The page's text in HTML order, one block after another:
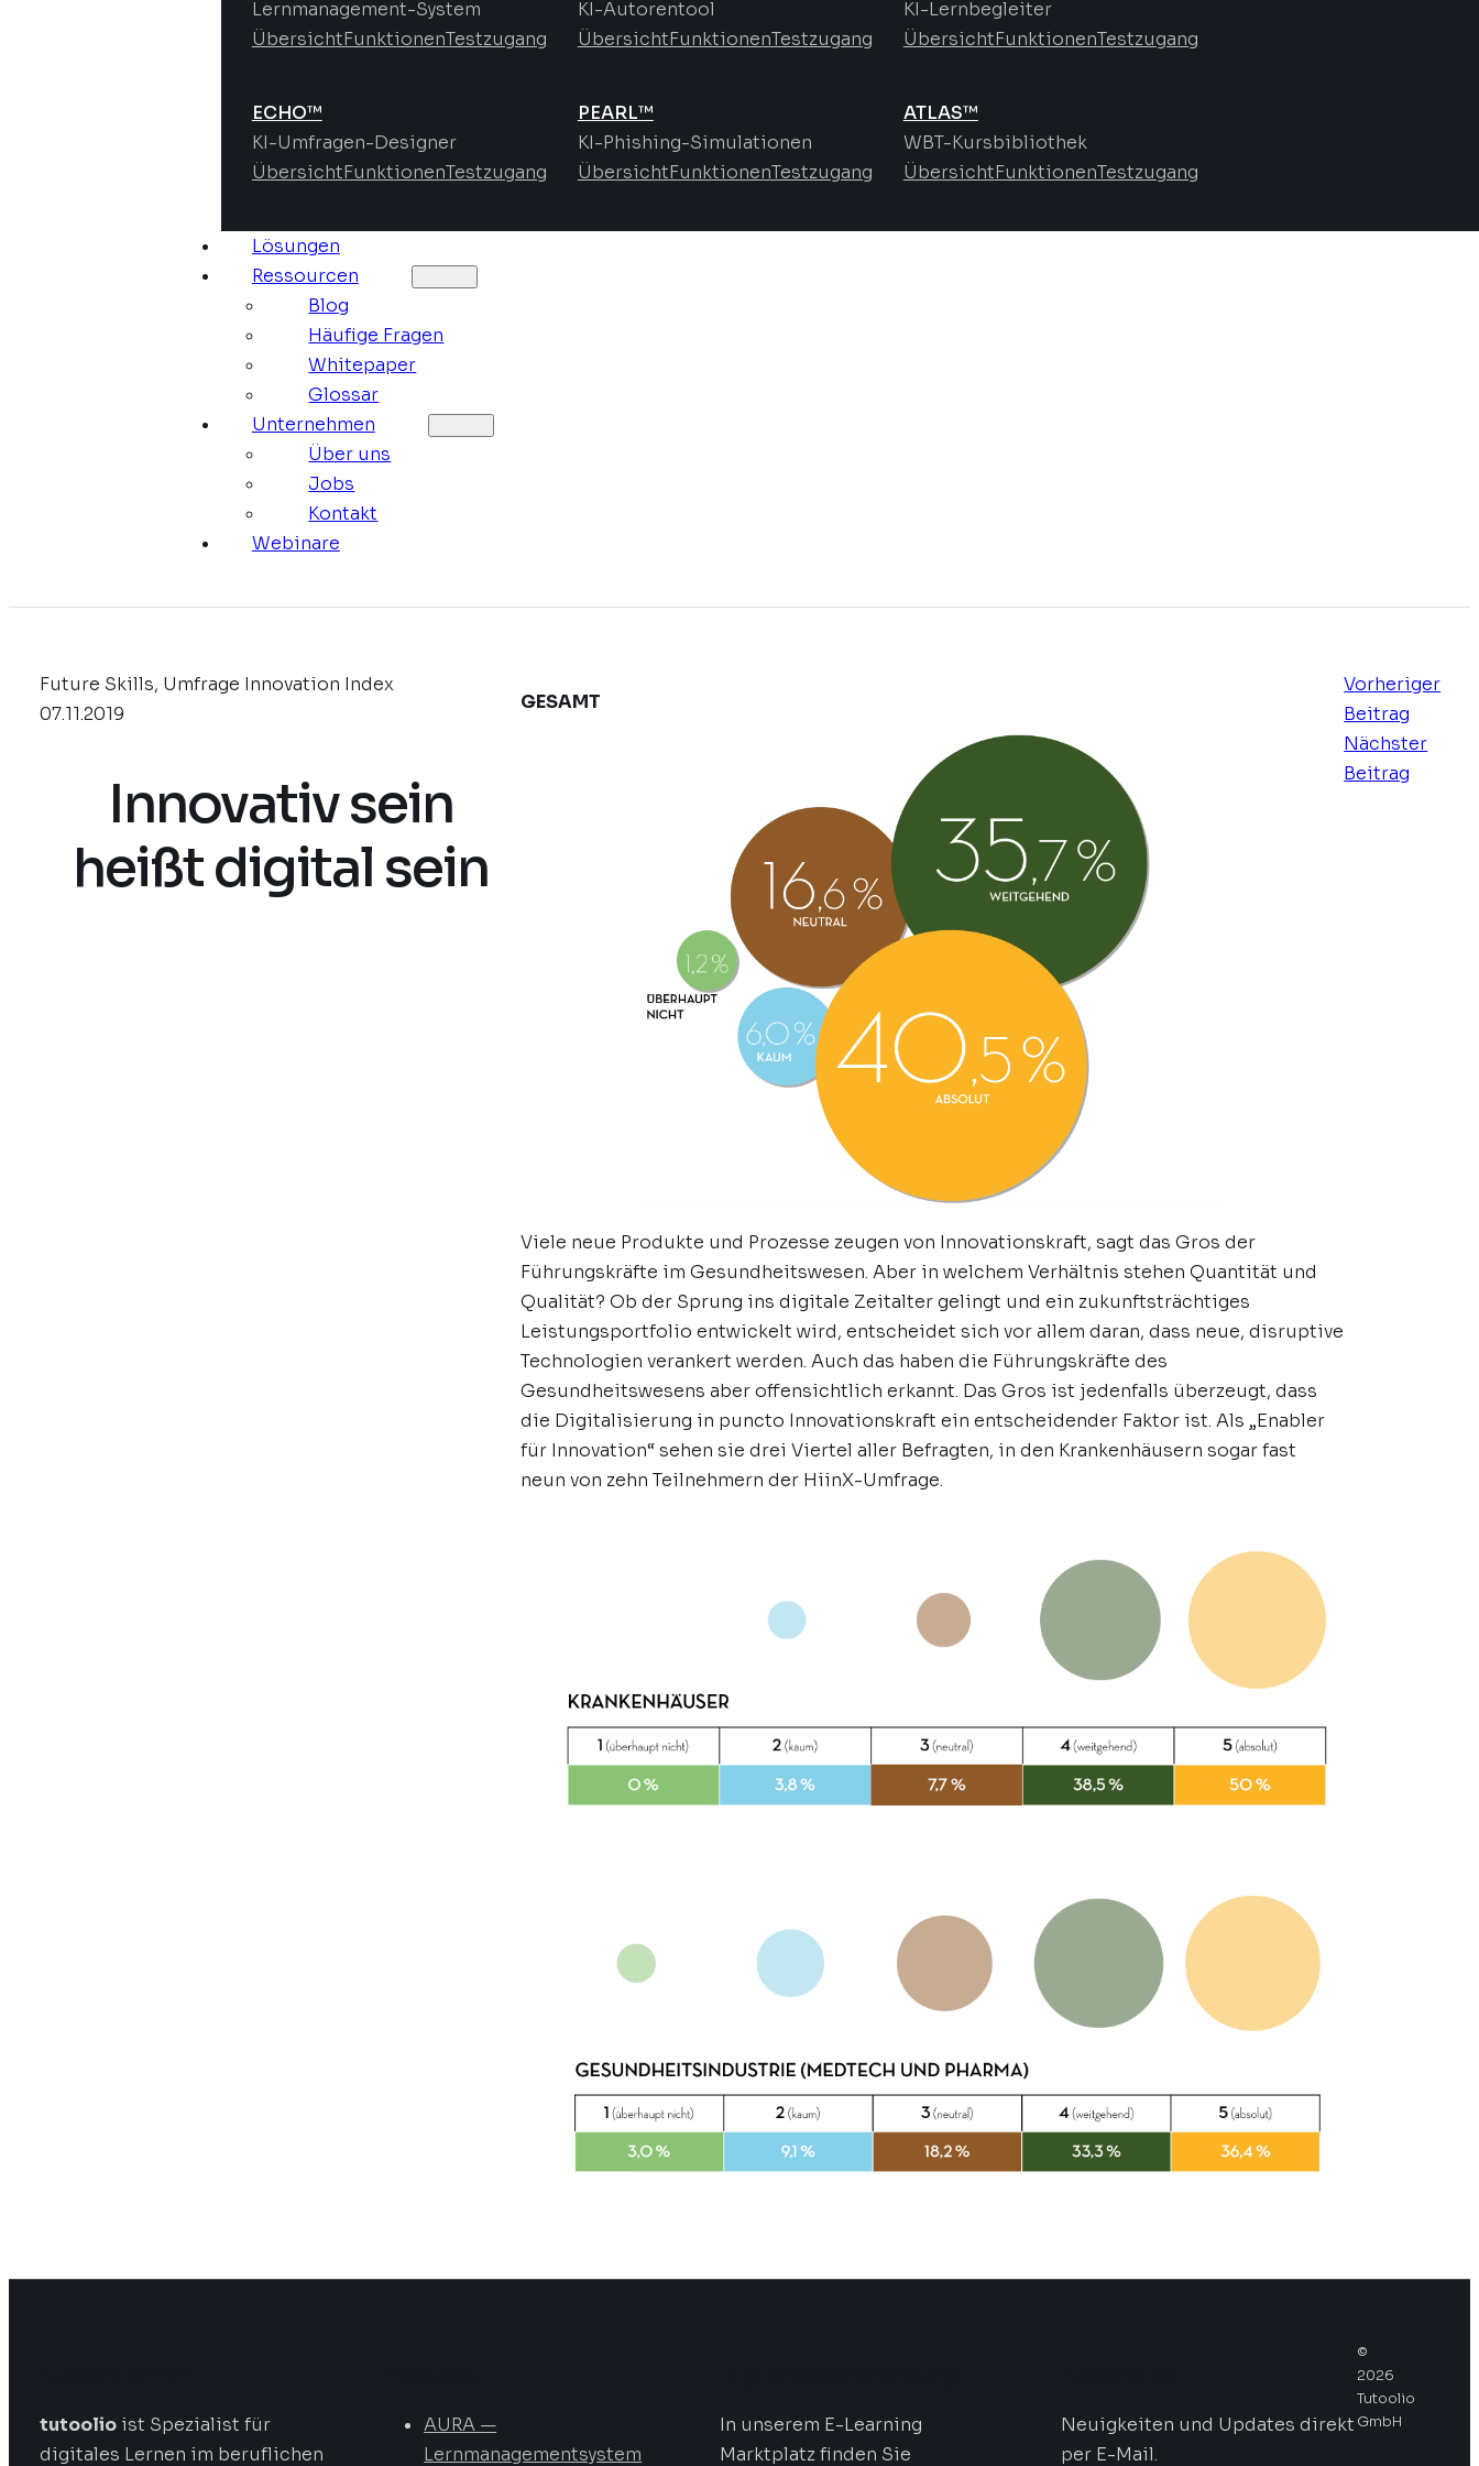
Lernmanagement-System
ÜbersichtFunktionenTestzugang
KI-Autorentool
ÜbersichtFunktionenTestzugang
KI-Lernbegleiter
ÜbersichtFunktionenTestzugang
ECHO™
KI-Umfragen-Designer
ÜbersichtFunktionenTestzugang
PEARL™
KI-Phishing-Simulationen
ÜbersichtFunktionenTestzugang
ATLAS™
WBT-Kursbibliothek
ÜbersichtFunktionenTestzugang
Lösungen
Ressourcen
Blog
Häufige Fragen
Whitepaper
Glossar
Unternehmen
Über uns
Jobs
Kontakt
Webinare
Future Skills, Umfrage Innovation Index
07.11.2019
Innovativ sein
heißt digital sein
GESAMT
Viele neue Produkte und Prozesse zeugen von Innovationskraft, sagt das Gros der
Führungskräfte im Gesundheitswesen. Aber in welchem Verhältnis stehen Quantität und
Qualität? Ob der Sprung ins digitale Zeitalter gelingt und ein zukunftsträchtiges
Leistungsportfolio entwickelt wird, entscheidet sich vor allem daran, dass neue, disruptive
Technologien verankert werden. Auch das haben die Führungskräfte des
Gesundheitswesens aber offensichtlich erkannt. Das Gros ist jedenfalls überzeugt, dass
die Digitalisierung in puncto Innovationskraft ein entscheidender Faktor ist. Als „Enabler
für Innovation“ sehen sie drei Viertel aller Befragten, in den Krankenhäusern sogar fast
neun von zehn Teilnehmern der HiinX-Umfrage.
Vorheriger
Beitrag
Nächster
Beitrag
tutoolio ist Spezialist für
digitales Lernen im beruflichen
AURA —
Lernmanagementsystem
In unserem E-Learning
Marktplatz finden Sie
Neuigkeiten und Updates direkt
per E-Mail.
©
2026
Tutoolio
GmbH